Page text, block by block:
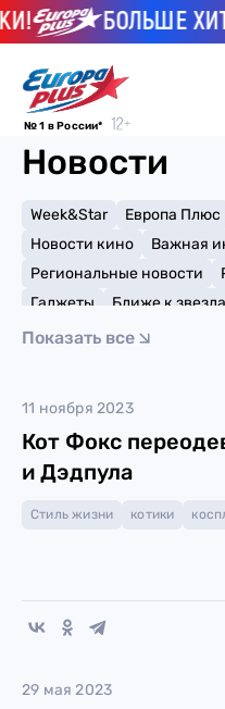
БОЛЬШЕ
№ 1 в России*
Новости
Week&Star Европа Плюс
Новости кино
Важная
Региональные новости
Гаджеты
Ближе к
Мемы и тренды
Показать все
11 ноября 2023
Кот Фокс
и Дэдпула
Стиль жизни котики
29 мая 2023